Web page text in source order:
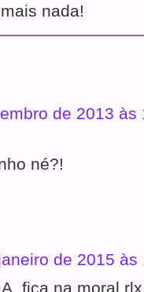
nada!
de 2013 às
né?!
de 2015 às
fica na moral